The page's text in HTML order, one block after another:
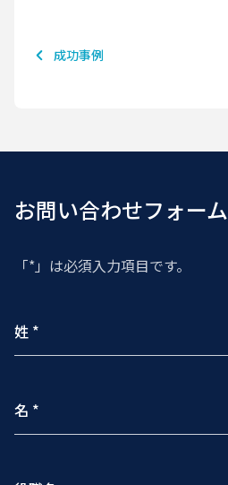
成功事例
お問い合わせフォーム
「*」は必須入力項目です。